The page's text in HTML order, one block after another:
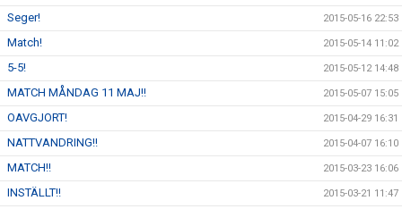
Seger! 2015-05-16 22:53
Match! 2015-05-14 11:02
5-5! 2015-05-12 14:48
MATCH MÅNDAG 11 MAJ!! 2015-05-07 15:05
OAVGJORT! 2015-04-29 16:31
NATTVANDRING!! 2015-04-07 16:10
MATCH!! 2015-03-23 16:06
INSTÄLLT!! 2015-03-21 11:47